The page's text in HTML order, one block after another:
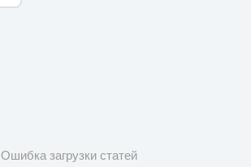
Ошибка загрузки статей